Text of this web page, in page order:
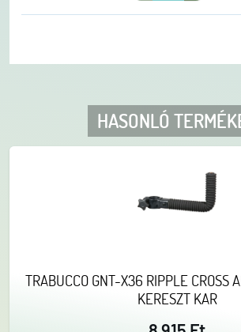
HASONLÓ
TRABUCCO GNT-X36 RIPPLE CROSS
KERESZT KAR